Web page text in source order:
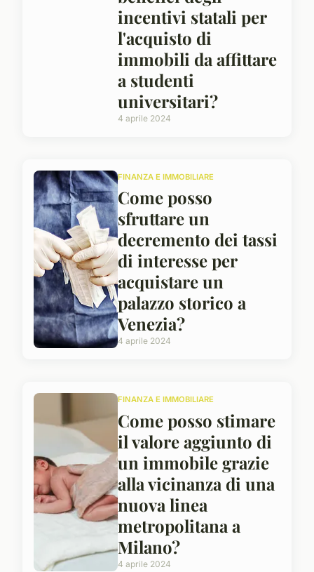
incentivi statali per
l'acquisto di
immobili da affittare
a studenti
universitari?
4 aprile 2024
FINANZA E IMMOBILIARE
Come posso
sfruttare un
decremento dei tassi
di interesse per
acquistare un
palazzo storico a
Venezia?
4 aprile 2024
FINANZA E IMMOBILIARE
Come posso stimare
il valore aggiunto di
un immobile grazie
alla vicinanza di una
nuova linea
metropolitana a
Milano?
4 aprile 2024